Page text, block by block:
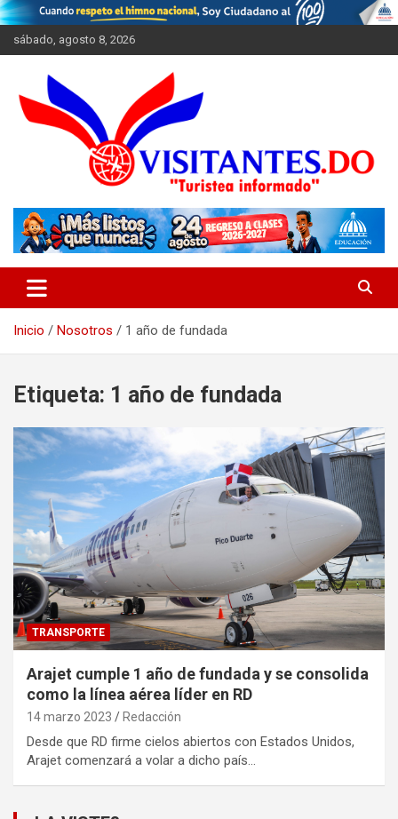
Saltar
al
contenido
sábado, agosto 8, 2026
Visitantes
Inicio Nosotros 1 año de fundada
Etiqueta: 1 año de fundada
TRANSPORTE
Arajet cumple 1 año de fundada y se consolida
como la línea aérea líder en RD
14 marzo 2023 Redacción
Desde que RD firme cielos abiertos con Estados Unidos,
Arajet comenzará a volar a dicho país…